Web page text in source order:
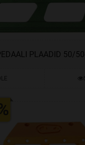
PLAADID 50/